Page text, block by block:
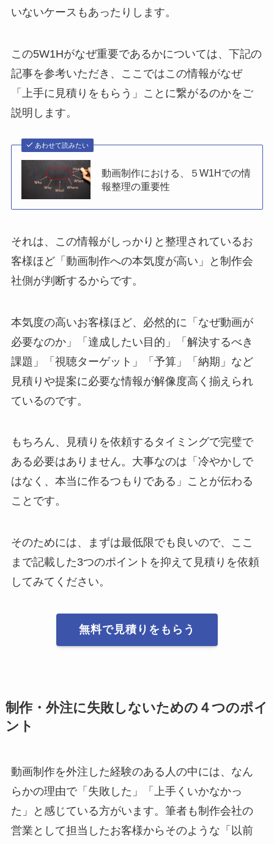
いないケースもあったりします。
この5W1Hがなぜ重要であるかについては、下記の
記事を参考いただき、ここではこの情報がなぜ
「上手に見積りをもらう」ことに繋がるのかをご
説明します。
あわせて読みたい
動画制作における、５W1Hでの情
報整理の重要性
それは、この情報がしっかりと整理されているお
客様ほど「動画制作への本気度が高い」と制作会
社側が判断するからです。
本気度の高いお客様ほど、必然的に「なぜ動画が
必要なのか」「達成したい目的」「解決するべき
課題」「視聴ターゲット」「予算」「納期」など
見積りや提案に必要な情報が解像度高く揃えられ
ているのです。
もちろん、見積りを依頼するタイミングで完璧で
ある必要はありません。大事なのは「冷やかしで
はなく、本当に作るつもりである」ことが伝わる
ことです。
そのためには、まずは最低限でも良いので、ここ
まで記載した3つのポイントを抑えて見積りを依頼
してみてください。
無料で見積りをもらう
制作・外注に失敗しないための４つのポイ
ント
動画制作を外注した経験のある人の中には、なん
らかの理由で「失敗した」「上手くいかなかっ
た」と感じている方がいます。筆者も制作会社の
営業として担当したお客様からそのような「以前